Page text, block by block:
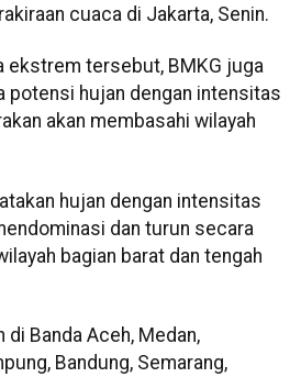
cuaca di Jakarta, Senin.
ekstrem tersebut, BMKG juga
potensi hujan dengan intensitas
akan membasahi wilayah
hujan dengan intensitas
dan turun secara
bagian barat dan tengah
Banda Aceh, Medan,
Bandung, Semarang,